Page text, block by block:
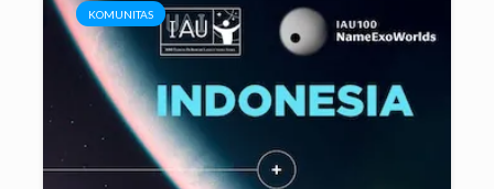
KOMUNITAS